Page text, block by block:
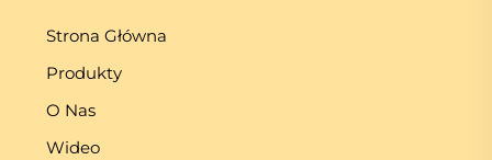
Strona Główna
Produkty
O Nas
Wideo